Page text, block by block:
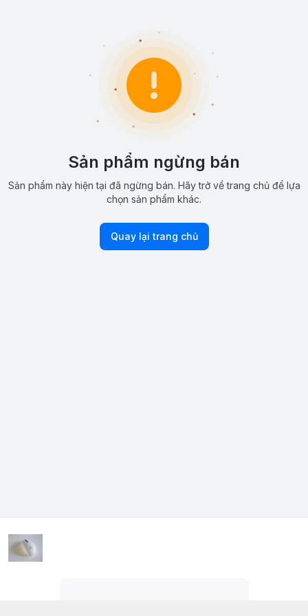
Sản phẩm ngừng bán
Sản phẩm này hiện tại đã ngừng bán. Hãy trở về trang chủ để lựa
chọn sản phẩm khác.
Quay lại trang chủ